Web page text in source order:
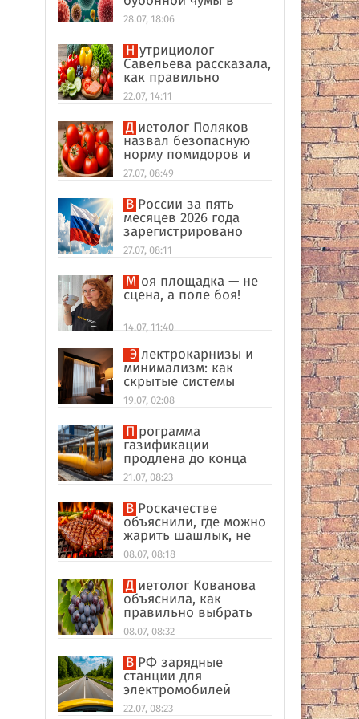
Россию
28.07, 18:06
Нутрициолог
Савельева рассказала,
как правильно
формировать
пищевые привычки
22.07, 14:11
Диетолог Поляков
назвал безопасную
норму помидоров и
огурцов
27.07, 08:49
В России за пять
месяцев 2026 года
зарегистрировано
рекордное число
иностранных
компаний
27.07, 08:11
Моя площадка — не
сцена, а поле боя!
14.07, 11:40
Электрокарнизы и
минимализм: как
скрытые системы
делают интерьер
дороже
19.07, 02:08
Программа
газификации
продлена до конца
2026 года
21.07, 08:23
В Роскачестве
объяснили, где можно
жарить шашлык, не
нарушая закон
08.07, 08:18
Диетолог Кованова
объяснила, как
правильно выбрать
виноград
08.07, 08:32
В РФ зарядные
станции для
электромобилей
оказались на грани
22.07, 08:23